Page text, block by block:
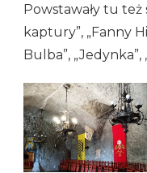
Powstawały tu też
kaptury”, „Fanny
Bulba”, „Jedynka”,